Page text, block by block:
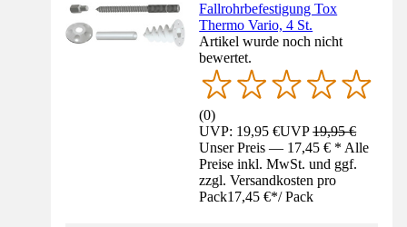
Fallrohrbefestigung Tox
Thermo Vario, 4 St.
Artikel wurde noch nicht
bewertet.
(0)
UVP: 19,95 €UVP19,95 €
Unser Preis — 17,45 € * Alle
Preise inkl. MwSt. und ggf.
zzgl. Versandkosten pro
Pack17,45 €*/ Pack